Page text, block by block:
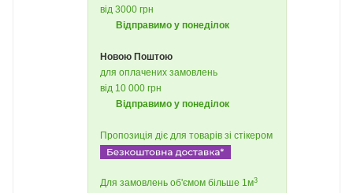
від 3000 грн
Відправимо у понеділок
Новою Поштою
для оплачених замовлень
від 10 000 грн
Відправимо у понеділок
Пропозиція діє для товарів зі стікером
Для замовлень об'ємом більше 1м3